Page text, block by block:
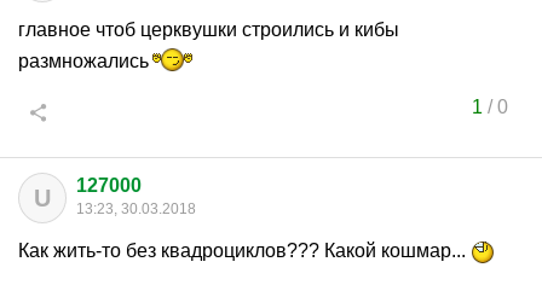
главное чтоб церквушки строились и кибы
размножались
1 /0
U 127000
13:23, 30.03.2018
Как жить-то без квадроциклов??? Какой кошмар...